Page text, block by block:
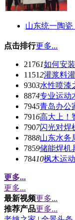
山东统一陶
点击排行更多...
21761如何安
11512灌浆料
9303水性喷漆
8874专业运动
7945青岛办公
7916高大上！
7907闪光对焊
7888山东水务
7859储能焊机
78410枫木运
更多...
更多...
最新视频更多...
推荐产品更多...